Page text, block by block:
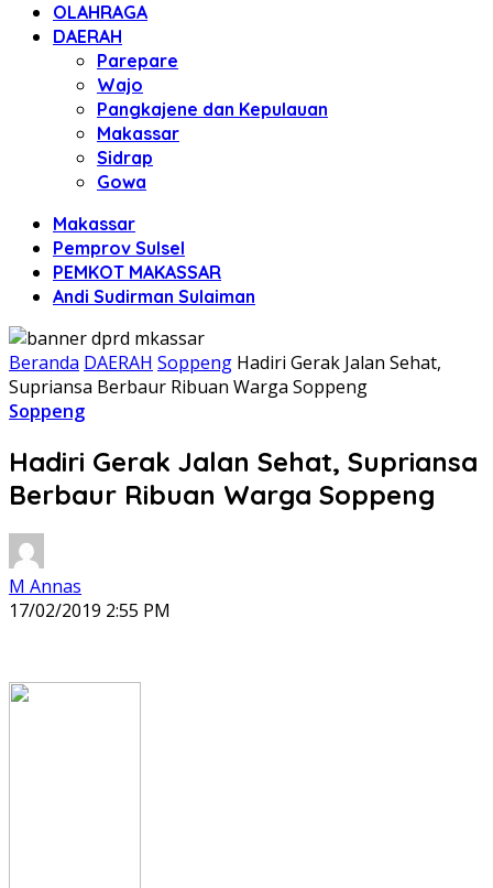
OLAHRAGA
DAERAH
Parepare
Wajo
Pangkajene dan Kepulauan
Makassar
Sidrap
Gowa
Makassar
Pemprov Sulsel
PEMKOT MAKASSAR
Andi Sudirman Sulaiman
Beranda DAERAH Soppeng Hadiri Gerak Jalan Sehat,
Supriansa Berbaur Ribuan Warga Soppeng
Soppeng
Hadiri Gerak Jalan Sehat, Supriansa
Berbaur Ribuan Warga Soppeng
M Annas
17/02/2019 2:55 PM